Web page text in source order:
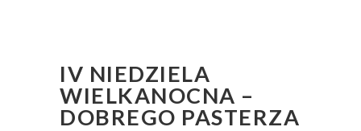
IV NIEDZIELA
WIELKANOCNA –
DOBREGO PASTERZA